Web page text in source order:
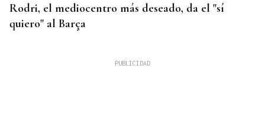
Rodri, el mediocentro más deseado, da el "sí
quiero" al Barça